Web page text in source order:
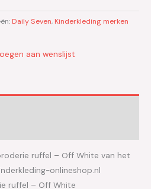
Daily Seven, Kinderkleding merken
aan wenslijst
ruffel – Off White van het
onlineshop.nl
ruffel – Off White